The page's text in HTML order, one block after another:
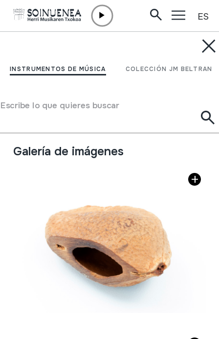
INSTRUMENTOS DE MÚSICA COLECCIÓN JM BELTRAN
Escribe lo que quieres buscar
ES
TXULUBITA; ABRIKOT-
Autor Beltran Argiñena, Juan Mari
Aerófonos->Flautas->Bestelakoak
Galería de imágenes